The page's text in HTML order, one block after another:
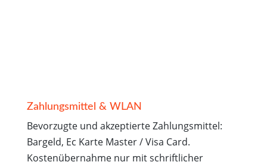
Zahlungsmittel & WLAN
Bevorzugte und akzeptierte Zahlungsmittel:
Bargeld, Ec Karte Master / Visa Card.
Kostenübernahme nur mit schriftlicher